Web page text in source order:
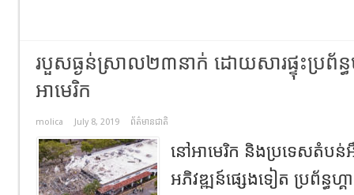
របួសធ្ងន់ស្រាល​២៣នាក់ ដោយសារផ្ទុះប្រព័ន្
អាមេរិក
molica July 8, 2019 ព័ត៌មានជាតិ
នៅអាមេរិក និងប្រទេសតំបន់
អភិវឌ្ឍន៍ផ្សេងទៀត ប្រព័ន្ធហ្